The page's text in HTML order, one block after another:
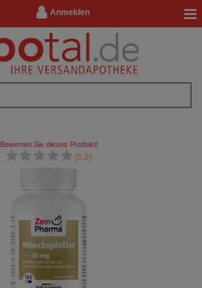
Anmelden
Bewerten Sie dieses Produkt!
(0.0)